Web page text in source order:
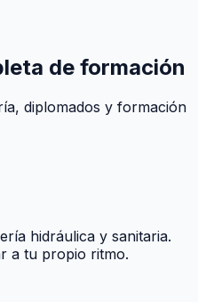
de formación
diplomados y formación
hidráulica y sanitaria.
a tu propio ritmo.